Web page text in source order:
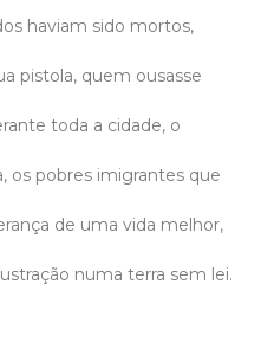
haviam sido mortos,
pistola, quem ousasse
toda a cidade, o
os pobres imigrantes que
de uma vida melhor,
numa terra sem lei.